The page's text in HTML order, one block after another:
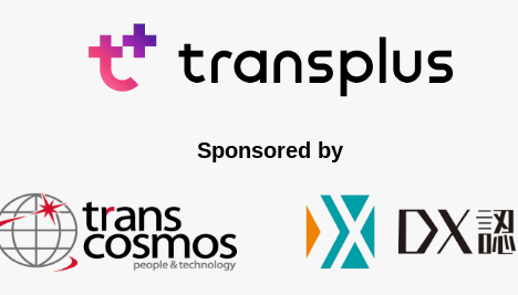
Sponsored by